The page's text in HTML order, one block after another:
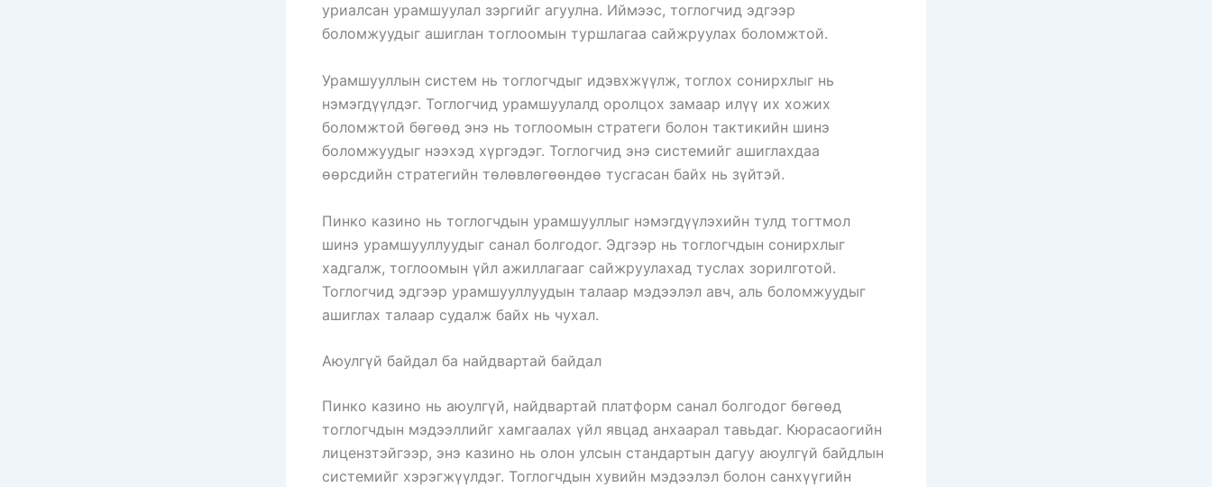
уриалсан урамшуулал зэргийг агуулна. Иймээс, тоглогчид эдгээр
боломжуудыг ашиглан тоглоомын туршлагаа сайжруулах боломжтой.
Урамшууллын систем нь тоглогчдыг идэвхжүүлж, тоглох сонирхлыг нь
нэмэгдүүлдэг. Тоглогчид урамшуулалд оролцох замаар илүү их хожих
боломжтой бөгөөд энэ нь тоглоомын стратеги болон тактикийн шинэ
боломжуудыг нээхэд хүргэдэг. Тоглогчид энэ системийг ашиглахдаа
өөрсдийн стратегийн төлөвлөгөөндөө тусгасан байх нь зүйтэй.
Пинко казино нь тоглогчдын урамшууллыг нэмэгдүүлэхийн тулд тогтмол
шинэ урамшууллуудыг санал болгодог. Эдгээр нь тоглогчдын сонирхлыг
хадгалж, тоглоомын үйл ажиллагааг сайжруулахад туслах зорилготой.
Тоглогчид эдгээр урамшууллуудын талаар мэдээлэл авч, аль боломжуудыг
ашиглах талаар судалж байх нь чухал.
Аюулгүй байдал ба найдвартай байдал
Пинко казино нь аюулгүй, найдвартай платформ санал болгодог бөгөөд
тоглогчдын мэдээллийг хамгаалах үйл явцад анхаарал тавьдаг. Кюрасаогийн
лицензтэйгээр, энэ казино нь олон улсын стандартын дагуу аюулгүй байдлын
системийг хэрэгжүүлдэг. Тоглогчдын хувийн мэдээлэл болон санхүүгийн